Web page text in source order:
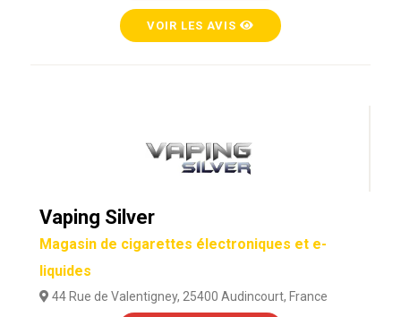
VOIR LES AVIS
Vaping Silver
Magasin de cigarettes électroniques et e-
liquides
44 Rue de Valentigney, 25400 Audincourt, France